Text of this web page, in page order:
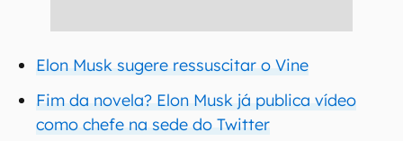
Elon Musk sugere ressuscitar o Vine
Fim da novela? Elon Musk já publica vídeo
como chefe na sede do Twitter